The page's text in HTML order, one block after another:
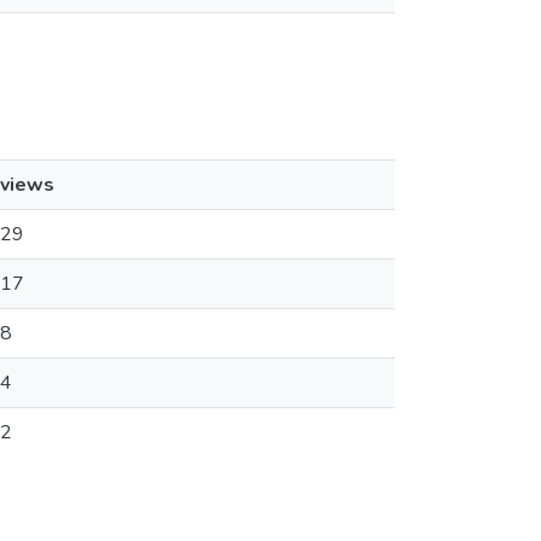
views
29
17
8
4
2